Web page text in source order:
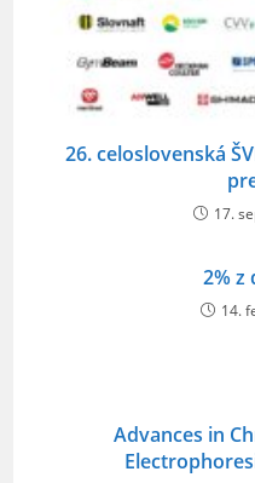
26. celoslovenská
17.
2% z
14.
Advances in